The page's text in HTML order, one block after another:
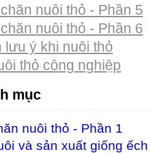
nuôi thỏ - Phần 5
nuôi thỏ - Phần 6
lưu ý khi nuôi thỏ
thỏ công nghiệp
mục
nuôi thỏ - Phần 1
và sản xuất giống